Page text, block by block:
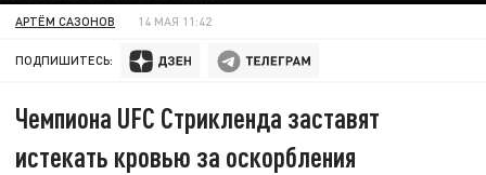
АРТЁМ САЗОНОВ 14 МАЯ 11:42
ПОДПИШИТЕСЬ:
Чемпиона UFC Стрикленда заставят
истекать кровью за оскорбления